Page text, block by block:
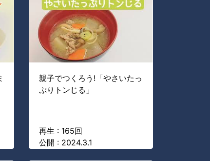
親子でつくろう!「やさいたっ
ぷりトンじる」
再生 : 165回
公開 : 2024.3.1